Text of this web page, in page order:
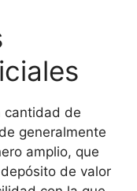
cantidad de
generalmente
amplio, que
de valor